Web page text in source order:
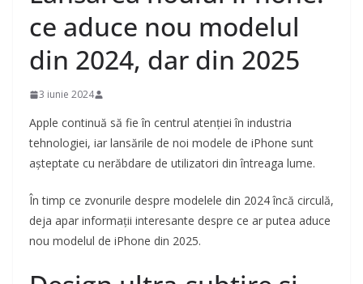
ce aduce nou modelul
din 2024, dar din 2025
3 iunie 2024
Apple continuă să fie în centrul atenției în industria
tehnologiei, iar lansările de noi modele de iPhone sunt
așteptate cu nerăbdare de utilizatori din întreaga lume.
În timp ce zvonurile despre modelele din 2024 încă circulă,
deja apar informații interesante despre ce ar putea aduce
nou modelul de iPhone din 2025.